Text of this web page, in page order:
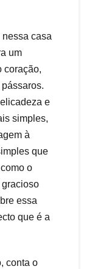
nessa casa
um
coração,
e
simples,
à
que
o
gracioso
essa
que é a
conta o